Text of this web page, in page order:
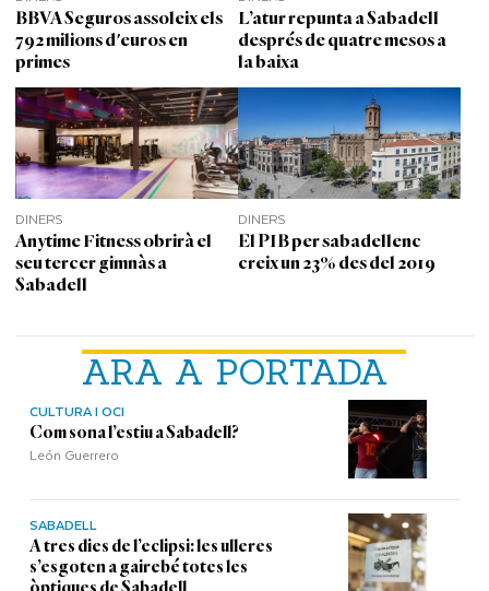
ARA A PORTADA
CULTURA I OCI
Com sona l’estiu a Sabadell?
León Guerrero
SABADELL
A tres dies de l’eclipsi: les ulleres
s’esgoten a gairebé totes les
BBVA Seguros assoleix els
792 milions d'euros en
primes
L’atur repunta a Sabadell
després de quatre mesos a
la baixa
DINERS
Anytime Fitness obrirà el
seu tercer gimnàs a
Sabadell
DINERS
El PIB per sabadellenc
creix un 23% des del 2019